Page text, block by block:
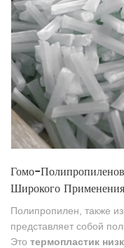
Гомо-
Широкого Применения
Полипропилен, также
представляет собой
Это термопластик